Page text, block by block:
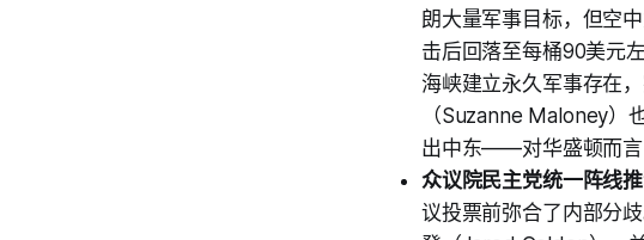
朗大量军事目标，但空
击后回落至每桶90美元
海峡建立永久军事存在
（Suzanne Maloney
出中东——对华盛顿而言
众议院民主党统一阵线
议投票前弥合了内部分